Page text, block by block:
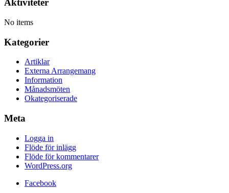
Aktiviteter
No items
Kategorier
Artiklar
Externa Arrangemang
Information
Månadsmöten
Okategoriserade
Meta
Logga in
Flöde för inlägg
Flöde för kommentarer
WordPress.org
Facebook